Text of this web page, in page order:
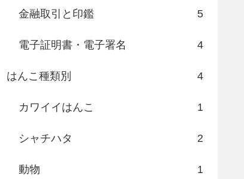
金融取引と印鑑 5
電子証明書・電子署名 4
はんこ種類別 4
カワイイはんこ 1
シャチハタ 2
動物 1